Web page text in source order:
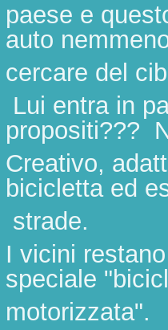
paese e
auto
cercare del
Lui entra in
propositi???
Creativo,
bicicletta ed
strade.
I vicini
speciale
motorizzata".